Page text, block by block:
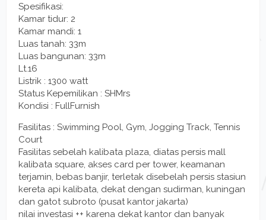
Spesifikasi:
Kamar tidur: 2
Kamar mandi: 1
Luas tanah: 33m
Luas bangunan: 33m
Lt.16
Listrik : 1300 watt
Status Kepemilikan : SHMrs
Kondisi : FullFurnish
Fasilitas : Swimming Pool, Gym, Jogging Track, Tennis
Court
Fasilitas sebelah kalibata plaza, diatas persis mall
kalibata square, akses card per tower, keamanan
terjamin, bebas banjir, terletak disebelah persis stasiun
kereta api kalibata, dekat dengan sudirman, kuningan
dan gatot subroto (pusat kantor jakarta)
nilai investasi ++ karena dekat kantor dan banyak